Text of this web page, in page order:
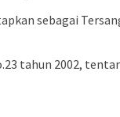
sebagai
tahun 2002,